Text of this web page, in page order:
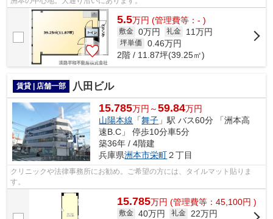
5.5万円 (管理費等：- )
敷金 0万円 礼金 11万円
坪単価 0.46万円
2階 / 11.87坪(39.25㎡)
賃貸 | 店舗一部 八田ビル
15.785万円～59.84万円
山陽本線 「舞子 」駅 バス60分 「洲本高
速B.C」 停歩10分車5分
築36年 / 4階建
兵庫県洲本市栄町２丁目
クリニックや法律事務所にお勧め。ご希望の方には、タイルマット貼りま
す。
15.785万円 (管理費等：45,100円 )
敷金 40万円 礼金 22万円